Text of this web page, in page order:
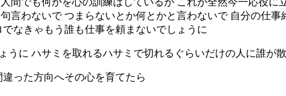
言わないで つまらないとか何とかと言わないで 自分の仕
なきゃもう誰も仕事を頼まないでしょうに
うに ハサミを取れるハサミで切れるぐらいだけの人に誰が
った方向へその心を育てたら